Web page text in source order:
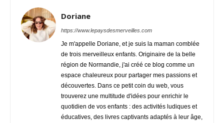
Doriane
https://www.lepaysdesmerveilles.com
Je m'appelle Doriane, et je suis la maman comblée
de trois merveilleux enfants. Originaire de la belle
région de Normandie, j'ai créé ce blog comme un
espace chaleureux pour partager mes passions et
découvertes. Dans ce petit coin du web, vous
trouverez une multitude d'idées pour enrichir le
quotidien de vos enfants : des activités ludiques et
éducatives, des livres captivants adaptés à leur âge,